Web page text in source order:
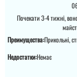
задоволений
вони
стильно та
особливо на
світлими
Темний колір
Почекати 3-4 тижні,
Преимущества:Прикольні,
Недостатки:Немає